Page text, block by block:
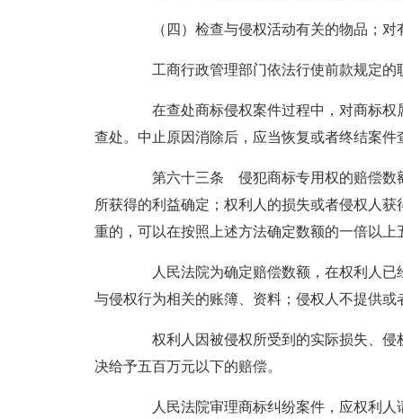
（四）检查与侵权活动有关的物品；对
工商行政管理部门依法行使前款规定的
在查处商标侵权案件过程中，对商标权
查处。中止原因消除后，应当恢复或者终结案件
第六十三条 侵犯商标专用权的赔偿数额
所获得的利益确定；权利人的损失或者侵权人
重的，可以在按照上述方法确定数额的一倍以
人民法院为确定赔偿数额，在权利人已
与侵权行为相关的账簿、资料；侵权人不提供
权利人因被侵权所受到的实际损失、侵
决给予五百万元以下的赔偿。
人民法院审理商标纠纷案件，应权利人